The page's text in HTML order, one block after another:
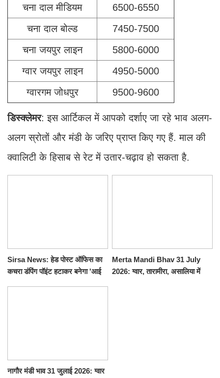
चना दाल मीडियम
6500-6550
चना दाल बोल्ड
7450-7500
चना जयपुर लाइन
5800-6000
ग्वार जयपुर लाइन
4950-5000
ग्वारगम जोधपुर
9500-9600
डिस्क्लेमर: इस आर्टिकल में आपको दर्शाए जा रहे भाव अलग-
अलग स्रोतों और मंडी के जरिए प्राप्त किए गए हैं. माल की
क्वालिटी के हिसाब से रेट में उतार-चढ़ाव हो सकता है.
Sirsa News: हेड पोस्ट ऑफिस का
कचरा डंपिंग पॉइंट हटाकर बनेगा 'आई
Merta Mandi Bhav 31 July
2026: ग्वार, तारामीरा, असालिया में
नागौर मंडी भाव 31 जुलाई 2026: ग्वार